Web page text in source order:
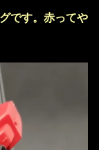
です。赤ってや